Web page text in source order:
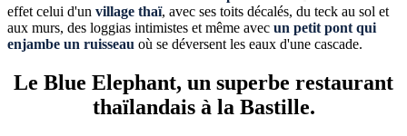
effet celui d'un village thaï, avec ses toits décalés, du teck au sol et
aux murs, des loggias intimistes et même avec un petit pont qui
enjambe un ruisseau où se déversent les eaux d'une cascade.
Le Blue Elephant, un superbe restaurant
thaïlandais à la Bastille.